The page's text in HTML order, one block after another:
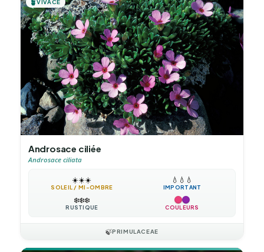
🪴VIVACE
Androsace ciliée
Androsace ciliata
☀️☀️☀️
SOLEIL / MI-OMBRE
💧 💧 💧
IMPORTANT
❄️❄️❄️
RUSTIQUE COULEURS
🍃PRIMULACEAE